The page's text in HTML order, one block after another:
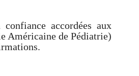
accordées aux
Américaine de Pédiatrie)